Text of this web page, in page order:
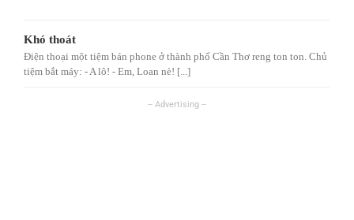
Khó thoát
Điện thoại một tiệm bán phone ở thành phố Cần Thơ reng ton ton. Chủ
tiệm bắt máy: - A lô! - Em, Loan nè! [...]